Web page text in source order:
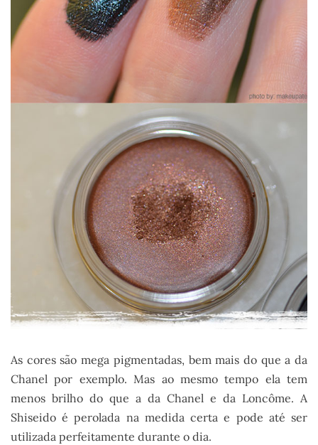
As cores são mega pigmentadas, bem mais do que a da
Chanel por exemplo. Mas ao mesmo tempo ela tem
menos brilho do que a da Chanel e da Loncôme. A
Shiseido é perolada na medida certa e pode até ser
utilizada perfeitamente durante o dia.